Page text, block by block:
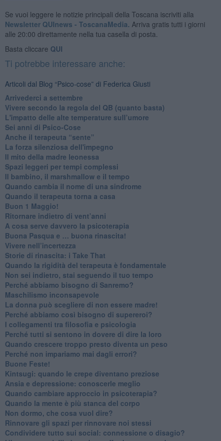
Se vuoi leggere le notizie principali della Toscana iscriviti alla
Newsletter QUInews - ToscanaMedia. Arriva gratis tutti i giorni
alle 20:00 direttamente nella tua casella di posta.
Basta cliccare QUI
Ti potrebbe interessare anche:
Articoli dal Blog “Psico-cose” di Federica Giusti
​Arrivederci a settembre
​Vivere secondo la regola del QB (quanto basta)
​L'impatto delle alte temperature sull’umore
Sei anni di Psico-Cose
​Anche il terapeuta “sente”
​La forza silenziosa dell'impegno
​Il mito della madre leonessa
Spazi leggeri per tempi complessi
Il bambino, il marshmallow e il tempo
​Quando cambia il nome di una sindrome
​Quando il terapeuta torna a casa
​Buon 1 Maggio!
Ritornare indietro di vent’anni
​A cosa serve davvero la psicoterapia
​Buona Pasqua e … buona rinascita!
​Vivere nell’incertezza
​Storie di rinascita: i Take That
​Quando la rigidità del terapeuta è fondamentale
​Non sei indietro, stai seguendo il tuo tempo
​Perché abbiamo bisogno di Sanremo?
​Maschilismo inconsapevole
​La donna può scegliere di non essere madre!
​Perché abbiamo così bisogno di supereroi?
​I collegamenti tra filosofia e psicologia
​Perché tutti si sentono in dovere di dire la loro
​Quando crescere troppo presto diventa un peso
​Perché non impariamo mai dagli errori?
​Buone Feste!
​Kintsugi: quando le crepe diventano preziose
Ansia e depressione: conoscerle meglio
Quando cambiare approccio in psicoterapia?
​Quando la mente è più stanca del corpo
Non dormo, che cosa vuol dire?
​Rinnovare gli spazi per rinnovare noi stessi
​Condividere tutto sui social: connessione o disagio?